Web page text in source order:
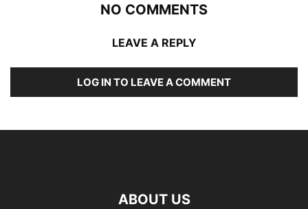
NO COMMENTS
LEAVE A REPLY
LOG IN TO LEAVE A COMMENT
ABOUT US